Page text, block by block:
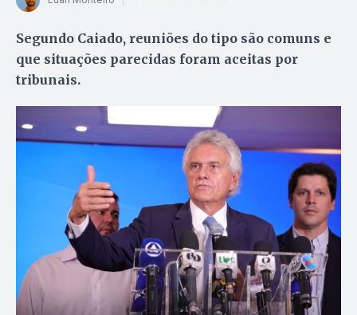
Segundo Caiado, reuniões do tipo são comuns e
que situações parecidas foram aceitas por
tribunais.